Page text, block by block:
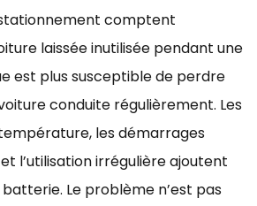
comptent
laissée inutilisée pendant une
est plus susceptible de perdre
conduite régulièrement. Les
les démarrages
l’utilisation irrégulière ajoutent
Le problème n’est pas